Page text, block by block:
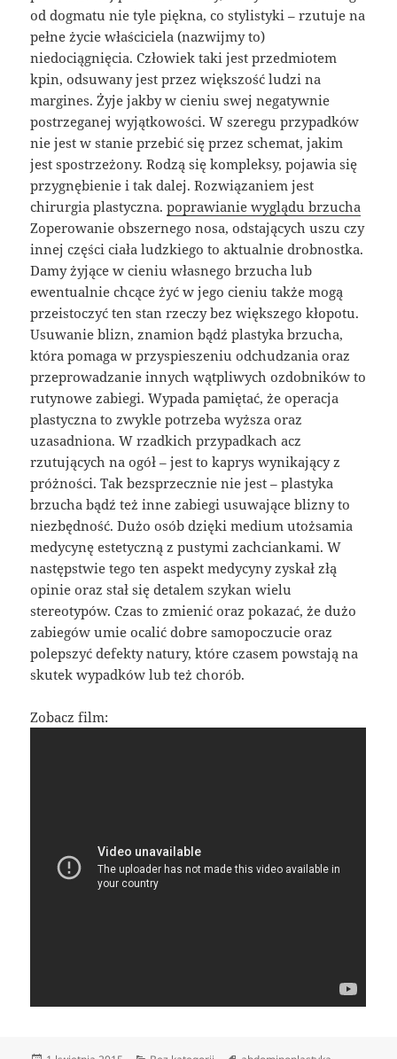
od dogmatu nie tyle piękna, co stylistyki – rzutuje na
pełne życie właściciela (nazwijmy to)
niedociągnięcia. Człowiek taki jest przedmiotem
kpin, odsuwany jest przez większość ludzi na
margines. Żyje jakby w cieniu swej negatywnie
postrzeganej wyjątkowości. W szeregu przypadków
nie jest w stanie przebić się przez schemat, jakim
jest spostrzeżony. Rodzą się kompleksy, pojawia się
przygnębienie i tak dalej. Rozwiązaniem jest
chirurgia plastyczna.poprawianie wyglądu brzucha
Zoperowanie obszernego nosa, odstających uszu czy
innej części ciała ludzkiego to aktualnie drobnostka.
Damy żyjące w cieniu własnego brzucha lub
ewentualnie chcące żyć w jego cieniu także mogą
przeistoczyć ten stan rzeczy bez większego kłopotu.
Usuwanie blizn, znamion bądź plastyka brzucha,
która pomaga w przyspieszeniu odchudzania oraz
przeprowadzanie innych wątpliwych ozdobników to
rutynowe zabiegi. Wypada pamiętać, że operacja
plastyczna to zwykle potrzeba wyższa oraz
uzasadniona. W rzadkich przypadkach acz
rzutujących na ogół – jest to kaprys wynikający z
próżności. Tak bezsprzecznie nie jest – plastyka
brzucha bądź też inne zabiegi usuwające blizny to
niezbędność. Dużo osób dzięki medium utożsamia
medycynę estetyczną z pustymi zachciankami. W
następstwie tego ten aspekt medycyny zyskał złą
opinie oraz stał się detalem szykan wielu
stereotypów. Czas to zmienić oraz pokazać, że dużo
zabiegów umie ocalić dobre samopoczucie oraz
polepszyć defekty natury, które czasem powstają na
skutek wypadków lub też chorób.
Zobacz film: